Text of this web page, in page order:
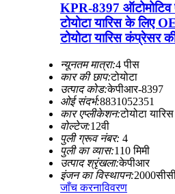
KPR-8397 ऑटोमोटिव
टोयोटा यारिस के लिए
टोयोटा यारिस कंप्रेसर
न्यूनतम मात्रा:4 पीस
कार की छाप:टोयोटा
उत्पाद कोड:केपीआर-8397
ओई संदर्भ:8831052351
कार एप्लीकेशन:टोयोटा यारिस
वोल्टेज:12वी
पुली ग्रूव नंबर: 4
पुली का व्यास:110 मिमी
उत्पाद श्रृंखला:केपीआर
इंजन का विस्थापन:
जाँच करनाविवरण